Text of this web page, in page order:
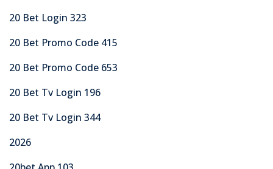
20 Bet Login 323
20 Bet Promo Code 415
20 Bet Promo Code 653
20 Bet Tv Login 196
20 Bet Tv Login 344
2026